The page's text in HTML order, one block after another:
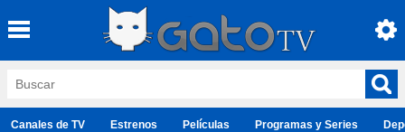
Canales de TV Estrenos Películas Programas y Series